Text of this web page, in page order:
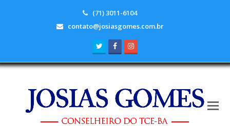
(71) 3011-6104
contato@josiasgomes.com.br
TwitterFacebook